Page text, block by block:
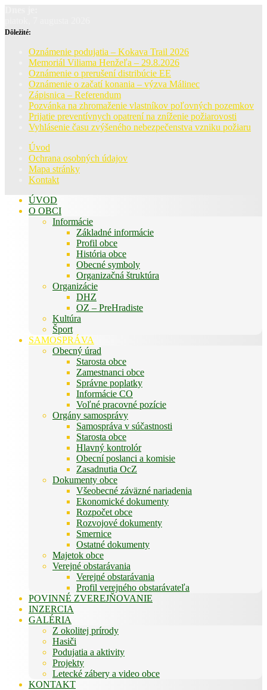
Dôležité:
Oznámenie podujatia – Kokava Trail 2026
Memoriál Viliama Henžeľa – 29.8.2026
Oznámenie o prerušení distribúcie EE
Oznámenie o začatí konania – výzva Málinec
Zápisnica – Referendum
Pozvánka na zhromaženie vlastníkov poľovných pozemkov
Prijatie preventívnych opatrení na zníženie požiarovosti
Vyhlásenie času zvýšeného nebezpečenstva vzniku požiaru
Úvod
Ochrana osobných údajov
Mapa stránky
Kontakt
ÚVOD
O OBCI
Informácie
Základné informácie
Profil obce
História obce
Obecné symboly
Organizačná štruktúra
Organizácie
DHZ
OZ – PreHradiste
Kultúra
Šport
SAMOSPRÁVA
Obecný úrad
Starosta obce
Zamestnanci obce
Správne poplatky
Informácie CO
Voľné pracovné pozície
Orgány samosprávy
Samospráva v súčastnosti
Starosta obce
Hlavný kontrolór
Obecní poslanci a komisie
Zasadnutia OcZ
Dokumenty obce
Všeobecné záväzné nariadenia
Ekonomické dokumenty
Rozpočet obce
Rozvojové dokumenty
Smernice
Ostatné dokumenty
Majetok obce
Verejné obstarávania
Verejné obstarávania
Profil verejného obstarávateľa
POVINNÉ ZVEREJŇOVANIE
INZERCIA
GALÉRIA
Z okolitej prírody
Hasiči
Podujatia a aktivity
Projekty
Letecké zábery a video obce
KONTAKT